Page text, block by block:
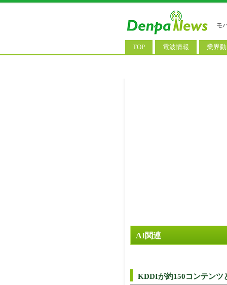
モ
TOP 電波情報 業界
AI関連
KDDIが約150コンテンツ